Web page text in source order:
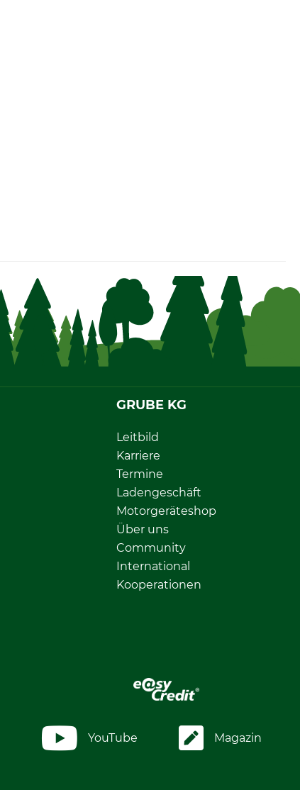
GRUBE KG
Leitbild
Karriere
Termine
Ladengeschäft
Motorgeräteshop
Über uns
Community
International
Kooperationen
YouTube Magazin